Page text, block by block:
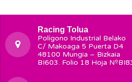
Racing Tolua
Polígono Industrial Belako
C/ Makoaga 5 Puerta D4
48100 Mungia – Bizkaia
BI603. Folio 18 Hoja